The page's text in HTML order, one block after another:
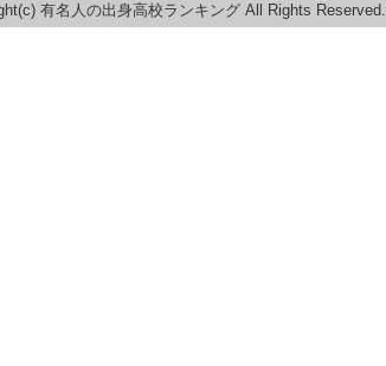
有名人の出身高校ランキング All Rights Reserved.